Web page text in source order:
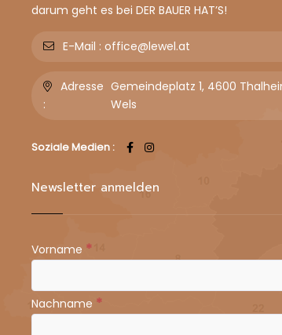
darum geht es bei DER BAUER HAT’S!
E-Mail : office@lewel.at
Adresse
:
Gemeindeplatz 1, 4600
Wels
Soziale Medien :
Newsletter anmelden
Vorname *
Nachname *